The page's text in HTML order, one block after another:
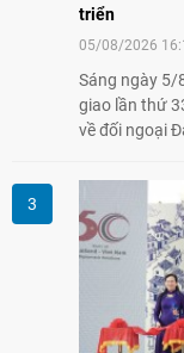
triển
05/08/2026
Sáng ngày 5/
giao lần thứ
về đối ngoại
và các Cơ